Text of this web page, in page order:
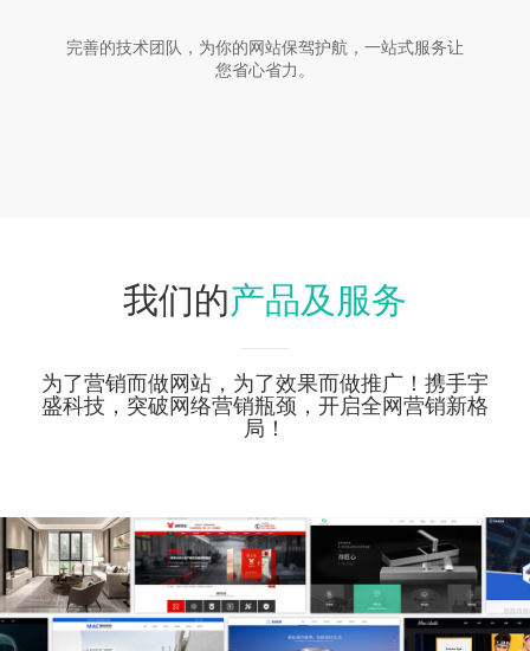
完善的技术团队，为你的网站保驾护航，一站式服务让
您省心省力。
我们的产品及服务
为了营销而做网站，为了效果而做推广！携手宇
盛科技，突破网络营销瓶颈，开启全网营销新格
局！